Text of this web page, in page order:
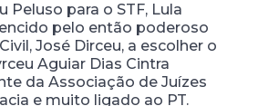
Peluso para o STF, Lula
pelo então poderoso
José Dirceu, a escolher o
Aguiar Dias Cintra
da Associação de Juízes
e muito ligado ao PT.